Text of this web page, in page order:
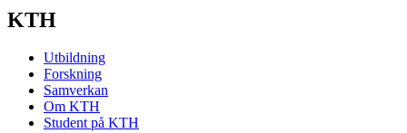
KTH
Utbildning
Forskning
Samverkan
Om KTH
Student på KTH